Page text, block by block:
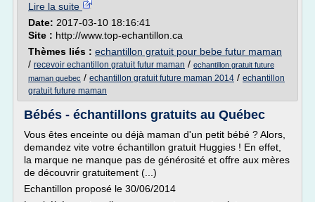
Lire la suite
Date: 2017-03-10 18:16:41
Site : http://www.top-echantillon.ca
Thèmes liés : echantillon gratuit pour bebe futur maman
/ recevoir echantillon gratuit futur maman / echantillon gratuit future
maman quebec / echantillon gratuit future maman 2014 / echantillon
gratuit future maman
Bébés - échantillons gratuits au Québec
Vous êtes enceinte ou déjà maman d'un petit bébé ? Alors,
demandez vite votre échantillon gratuit Huggies ! En effet,
la marque ne manque pas de générosité et offre aux mères
de découvrir gratuitement (...)
Echantillon proposé le 30/06/2014